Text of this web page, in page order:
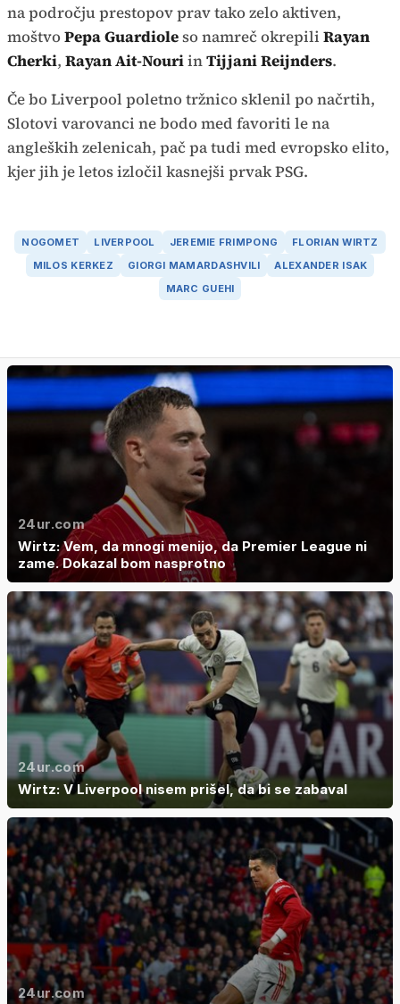
na področju prestopov prav tako zelo aktiven,
moštvoPepa Guardioleso namreč okrepili Rayan
Cherki, Rayan Ait-NouriinTijjani Reijnders.
Če bo Liverpool poletno tržnico sklenil po načrtih,
Slotovi varovanci ne bodo med favoriti le na
angleških zelenicah, pač pa tudi med evropsko elito,
kjer jih je letos izločil kasnejši prvak PSG.
NOGOMET LIVERPOOL JEREMIE FRIMPONG
FLORIAN WIRTZ
MILOS KERKEZ
GIORGI MAMARDASHVILI
ALEXANDER ISAK
MARC GUEHI
24ur.com
Wirtz: Vem, da mnogi menijo, da Premier League ni
zame. Dokazal bom nasprotno
24ur.com
Wirtz: V Liverpool nisem prišel, da bi se zabaval
24ur.com